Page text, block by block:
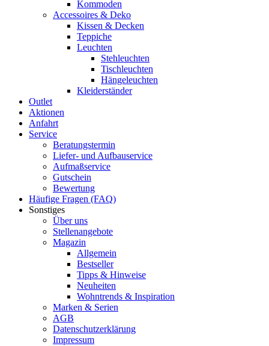
Kommoden
Accessoires & Deko
Kissen & Decken
Teppiche
Leuchten
Stehleuchten
Tischleuchten
Hängeleuchten
Kleiderständer
Outlet
Aktionen
Anfahrt
Service
Beratungstermin
Liefer- und Aufbauservice
Aufmaßservice
Gutschein
Bewertung
Häufige Fragen (FAQ)
Sonstiges
Über uns
Stellenangebote
Magazin
Allgemein
Bestseller
Tipps & Hinweise
Neuheiten
Wohntrends & Inspiration
Marken & Serien
AGB
Datenschutzerklärung
Impressum